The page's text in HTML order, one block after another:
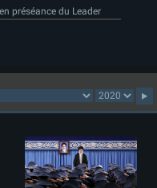
préséance du Leader